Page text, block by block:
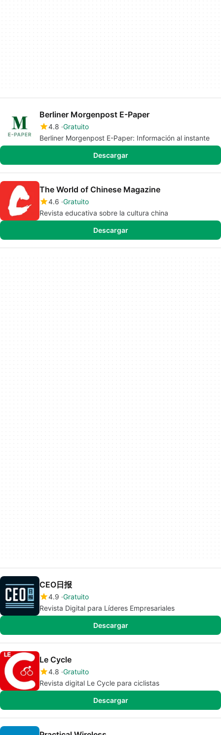
Berliner Morgenpost E-Paper
4.8 Gratuito
Berliner Morgenpost E-Paper: Información al instante
Descargar
The World of Chinese Magazine
4.6 Gratuito
Revista educativa sobre la cultura china
Descargar
CEO日报
4.9 Gratuito
Revista Digital para Líderes Empresariales
Descargar
Le Cycle
4.8 Gratuito
Revista digital Le Cycle para ciclistas
Descargar